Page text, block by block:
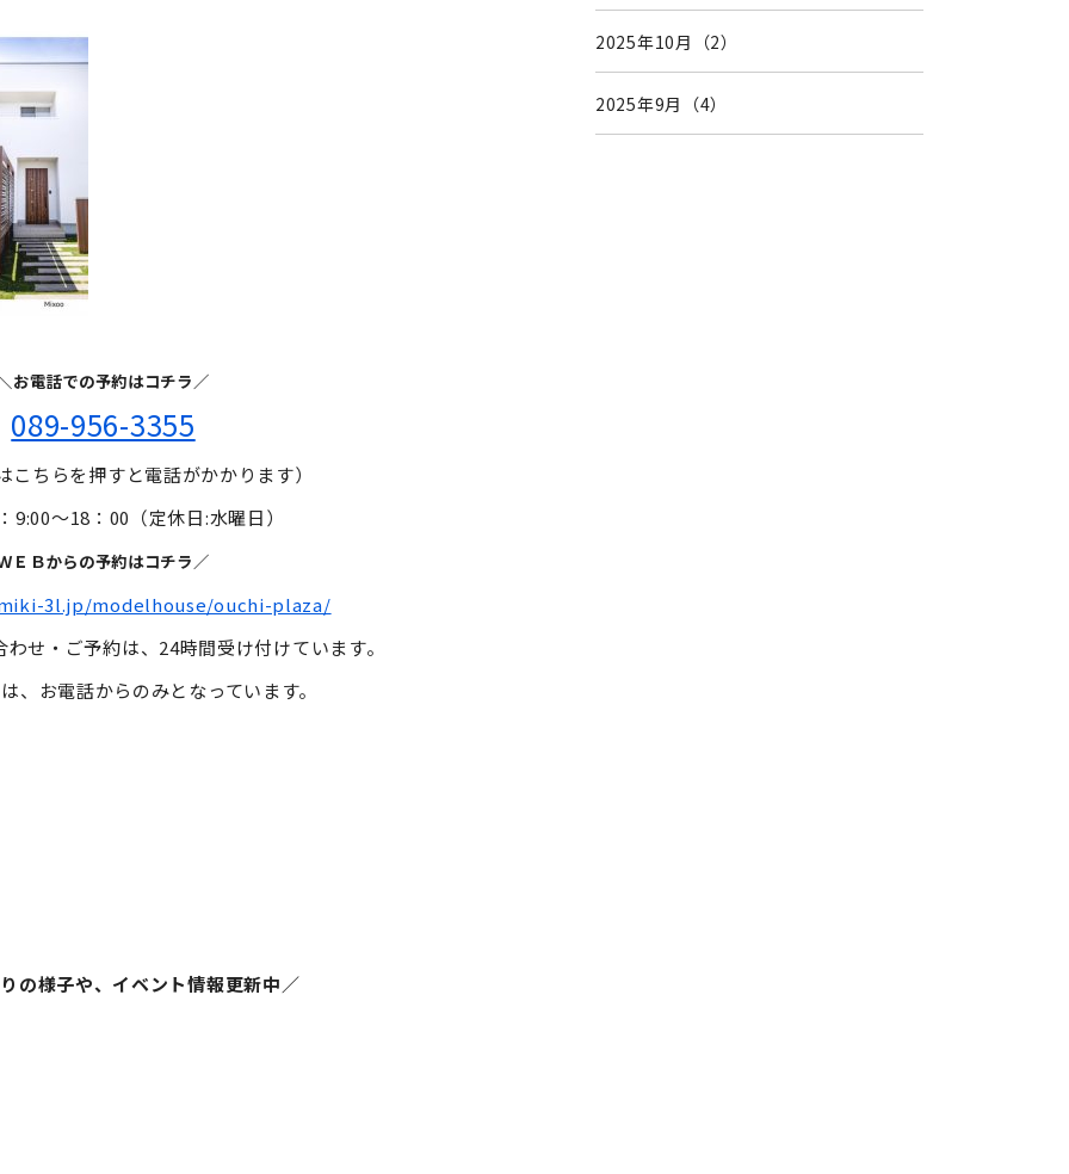
お電話での予約はコチラ／
089-956-3355
こちらを押すと電話がかかります）
9:00～18：00（定休日:水曜日）
ＥＢからの予約はコチラ／
3l.jp/modelhouse/ouchi-plaza/
せ・ご予約は、24時間受け付けています。
、お電話からのみとなっています。
の様子や、イベント情報更新中／
2025年10月（2）
2025年9月（4）